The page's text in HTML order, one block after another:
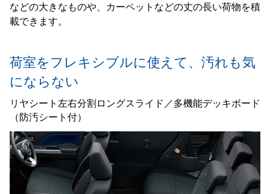
などの大きなものや、カーペットなどの丈の長い荷物を積
載できます。
荷室をフレキシブルに使えて、汚れも気
にならない
リヤシート左右分割ロングスライド／多機能デッキボード
（防汚シート付）